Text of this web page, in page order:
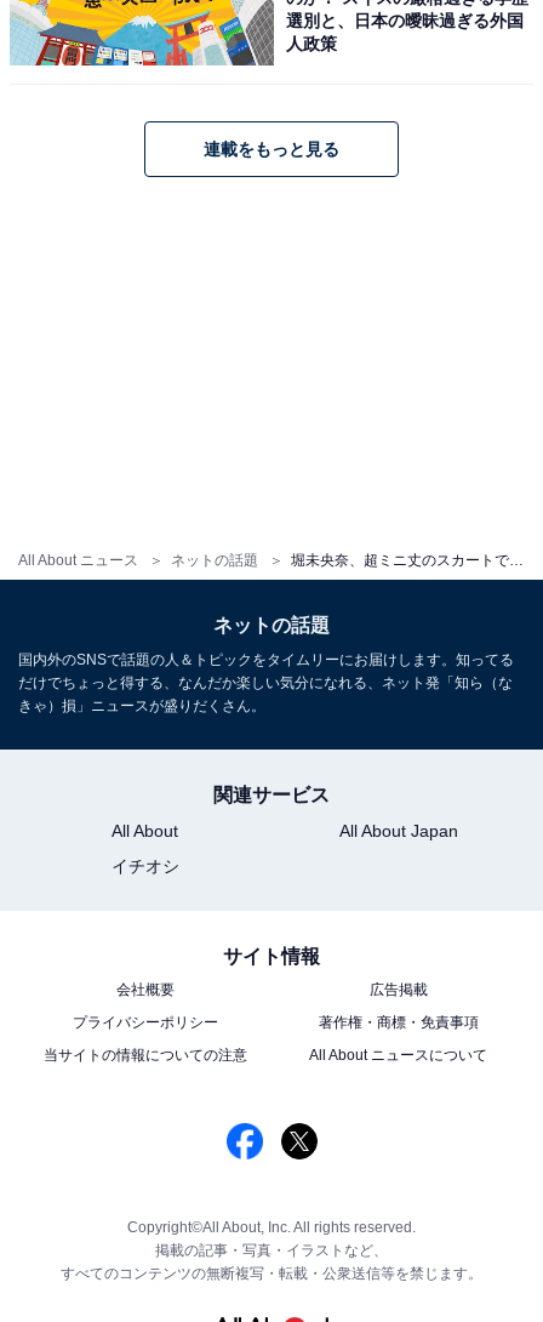
All About ニュース ネットの話題
選別と、日本の曖昧過ぎる外国
人政策
連載をもっと見る
ネットの話題
国内外のSNSで話題の人＆トピックをタイムリーにお届けします。知ってる
だけでちょっと得する、なんだか楽しい気分になれる、ネット発「知ら（な
きゃ）損」ニュースが盛りだくさん。
関連サービス
All About
All About Japan
イチオシ
サイト情報
会社概要
広告掲載
プライバシーポリシー
著作権・商標・免責事項
当サイトの情報についての注意
All About ニュースについて
Copyright©All About, Inc. All rights reserved.
掲載の記事・写真・イラストなど、
すべてのコンテンツの無断複写・転載・公衆送信等を禁じます。